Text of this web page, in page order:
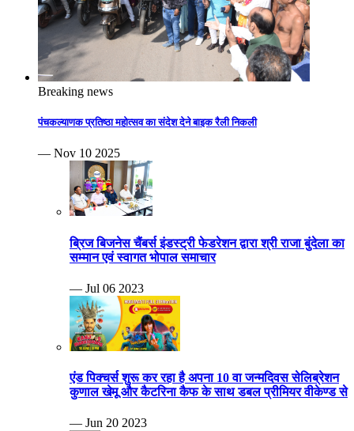
Breaking news
पंचकल्याणक प्रतिष्ठा महोत्सव का संदेश देने बाइक रैली निकली
— Nov 10 2025
ब्रिज बिजनेस चैंबर्स इंडस्ट्री फेडरेशन द्वारा श्री राजा बुंदेला का
सम्मान एवं स्वागत भोपाल समाचार
— Jul 06 2023
एंड पिक्चर्स शुरू कर रहा है अपना 10 वा जन्मदिवस सेलिब्रेशन
कुणाल खेमू और कैटरिना कैफ के साथ डबल प्रीमियर वीकेण्ड से
— Jun 20 2023